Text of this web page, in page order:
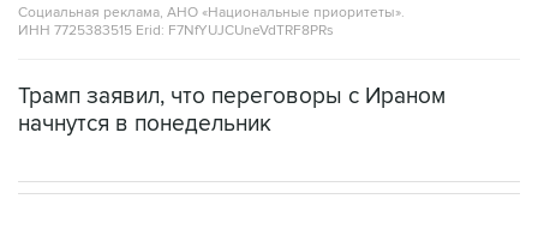
Социальная реклама, АНО «Национальные приоритеты».
ИНН 7725383515 Erid: F7NfYUJCUneVdTRF8PRs
Трамп заявил, что переговоры с Ираном
начнутся в понедельник